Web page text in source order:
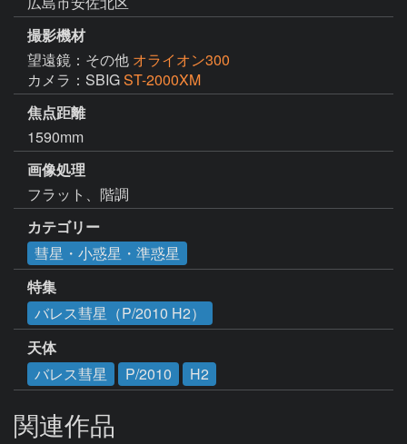
撮影機材
望遠鏡：その他 オライオン300
カメラ：SBIGST-2000XM
焦点距離
1590mm
画像処理
フラット、階調
カテゴリー
彗星・小惑星・準惑星
特集
バレス彗星（P/2010 H2）
天体
バレス彗星
P/2010 H2
関連作品